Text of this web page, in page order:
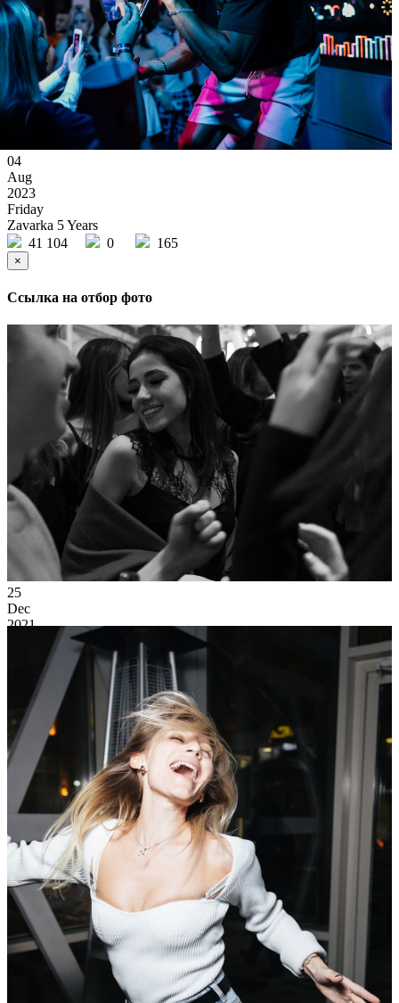
04
Aug
2023
Friday
Zavarka 5 Years
41 104
0 165
×
Ссылка на отбор фото
25
Dec
2021
Saturday
Christmas Party
23 111
0 61
Ссылка на отбор фото